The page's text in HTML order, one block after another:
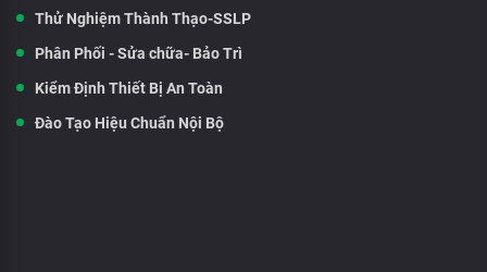
Thử Nghiệm Thành Thạo-SSLP
Phân Phối - Sửa chữa- Bảo Trì
Kiểm Định Thiết Bị An Toàn
Đào Tạo Hiệu Chuẩn Nội Bộ